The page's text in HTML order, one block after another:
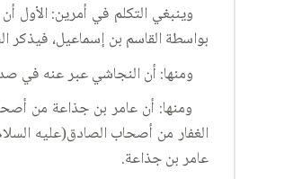
وينبغي التكلم في أمرين: الأول
بواسطة القاسم بن إسماعيل، فيذكر
ومنها: أن النجاشي عبر عنه في
ومنها: أن عامر بن جذاعة من
الغفار من أصحاب الصادق(عليه
عامر بن جذاعة.